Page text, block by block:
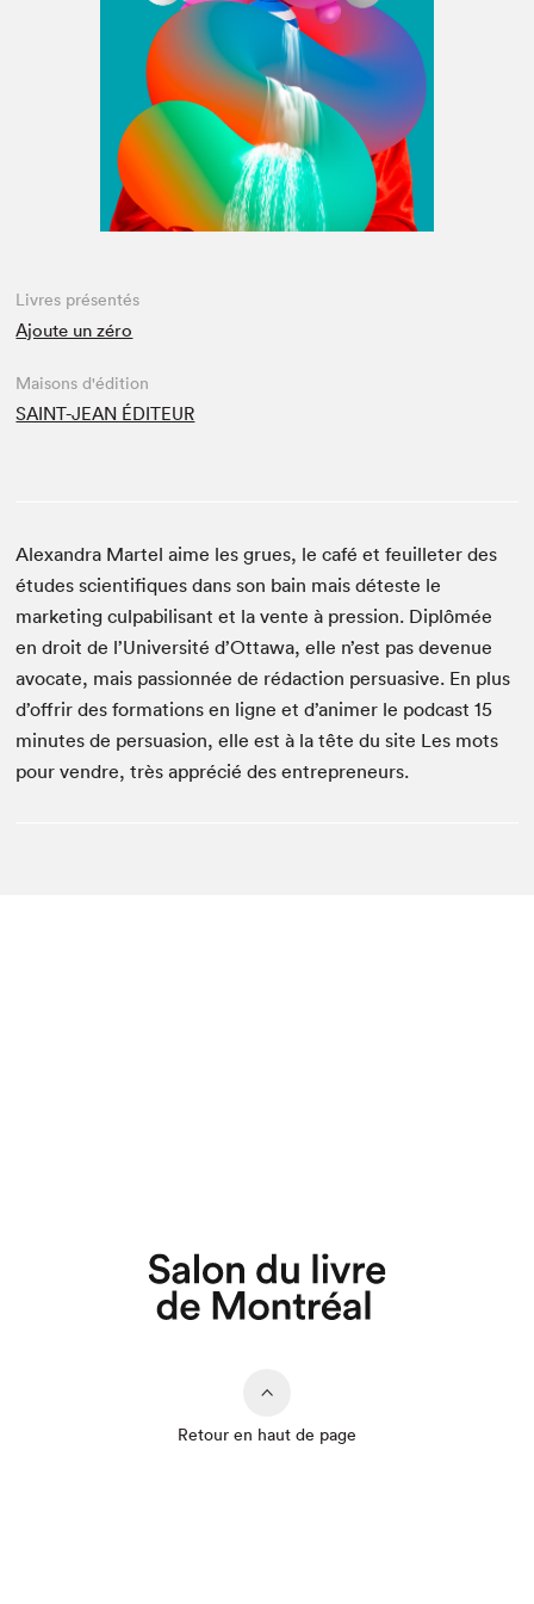
Espace médias
Livres présentés
Ajoute un zéro
Maisons d'édition
SAINT-JEAN ÉDITEUR
Alexandra Martel aime les grues, le café et feuilleter des
études scientifiques dans son bain mais déteste le
marketing culpabilisant et la vente à pression. Diplômée
en droit de l’Université d’Ottawa, elle n’est pas devenue
avocate, mais passionnée de rédaction persuasive. En plus
d’offrir des formations en ligne et d’animer le podcast 15
minutes de persuasion, elle est à la tête du site Les mots
pour vendre, très apprécié des entrepreneurs.
Retour en haut de page